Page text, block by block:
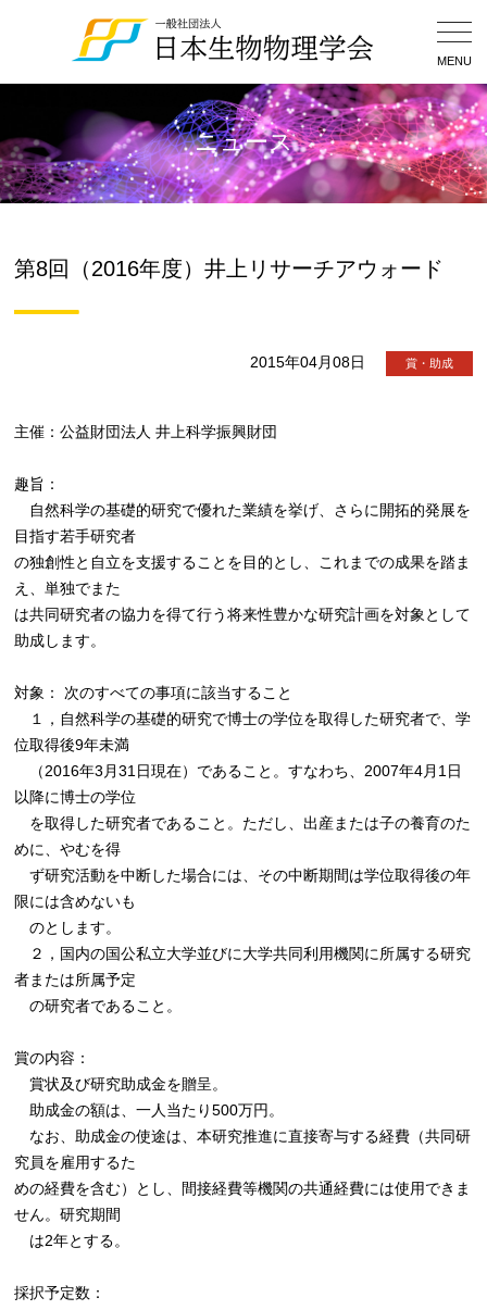
MENU
ニュース
第8回（2016年度）井上リサーチアウォード
2015年04月08日 賞・助成
主催：公益財団法人 井上科学振興財団
趣旨：
自然科学の基礎的研究で優れた業績を挙げ、さらに開拓的発展を
目指す若手研究者
の独創性と自立を支援することを目的とし、これまでの成果を踏ま
え、単独でまた
は共同研究者の協力を得て行う将来性豊かな研究計画を対象として
助成します。
対象： 次のすべての事項に該当すること
１，自然科学の基礎的研究で博士の学位を取得した研究者で、学
位取得後9年未満
（2016年3月31日現在）であること。すなわち、2007年4月1日
以降に博士の学位
を取得した研究者であること。ただし、出産または子の養育のた
めに、やむを得
ず研究活動を中断した場合には、その中断期間は学位取得後の年
限には含めないも
のとします。
２，国内の国公私立大学並びに大学共同利用機関に所属する研究
者または所属予定
の研究者であること。
賞の内容：
賞状及び研究助成金を贈呈。
助成金の額は、一人当たり500万円。
なお、助成金の使途は、本研究推進に直接寄与する経費（共同研
究員を雇用するた
めの経費を含む）とし、間接経費等機関の共通経費には使用できま
せん。研究期間
は2年とする。
採択予定数：